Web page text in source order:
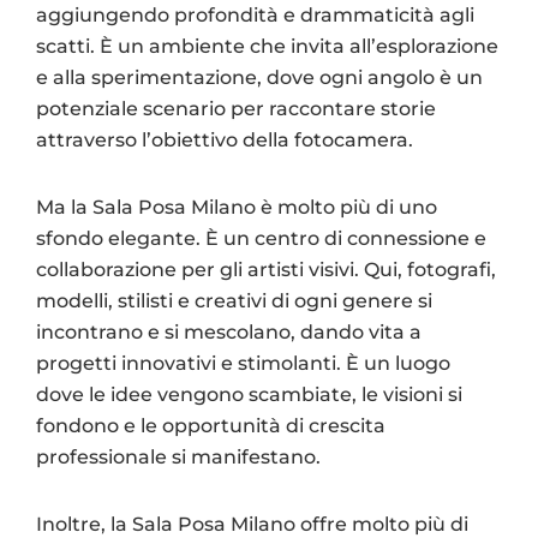
aggiungendo profondità e drammaticità agli
scatti. È un ambiente che invita all’esplorazione
e alla sperimentazione, dove ogni angolo è un
potenziale scenario per raccontare storie
attraverso l’obiettivo della fotocamera.
Ma la Sala Posa Milano è molto più di uno
sfondo elegante. È un centro di connessione e
collaborazione per gli artisti visivi. Qui, fotografi,
modelli, stilisti e creativi di ogni genere si
incontrano e si mescolano, dando vita a
progetti innovativi e stimolanti. È un luogo
dove le idee vengono scambiate, le visioni si
fondono e le opportunità di crescita
professionale si manifestano.
Inoltre, la Sala Posa Milano offre molto più di